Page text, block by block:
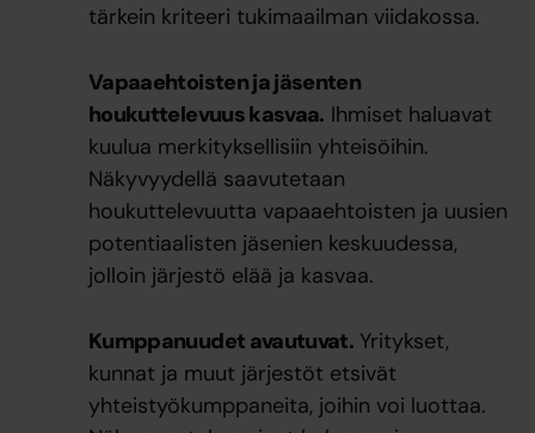
tärkein kriteeri tukimaailman viidakossa.
Vapaaehtoisten ja jäsenten
houkuttelevuus kasvaa. Ihmiset haluavat
kuulua merkityksellisiin yhteisöihin.
Näkyvyydellä saavutetaan
houkuttelevuutta vapaaehtoisten ja uusien
potentiaalisten jäsenien keskuudessa,
jolloin järjestö elää ja kasvaa.
Kumppanuudet avautuvat. Yritykset,
kunnat ja muut järjestöt etsivät
yhteistyökumppaneita, joihin voi luottaa.